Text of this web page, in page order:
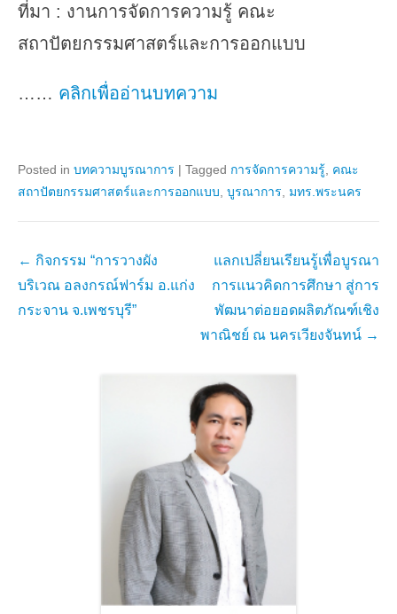
ที่มา : งานการจัดการความรู้ คณะ
สถาปัตยกรรมศาสตร์และการออกแบบ
…… คลิกเพื่ออ่านบทความ
Posted in บทความบูรณาการ | Tagged การจัดการความรู้
คณะ
สถาปัตยกรรมศาสตร์และการออกแบบ บูรณาการ มทร.พระนคร
Post
navigation
← กิจกรรม “การวางผัง
บริเวณ อลงกรณ์ฟาร์ม อ.แก่ง
กระจาน จ.เพชรบุรี”
แลกเปลี่ยนเรียนรู้เพื่อบูรณา
การแนวคิดการศึกษา สู่การ
พัฒนาต่อยอดผลิตภัณฑ์เชิง
พาณิชย์ ณ นครเวียงจันทน์ →